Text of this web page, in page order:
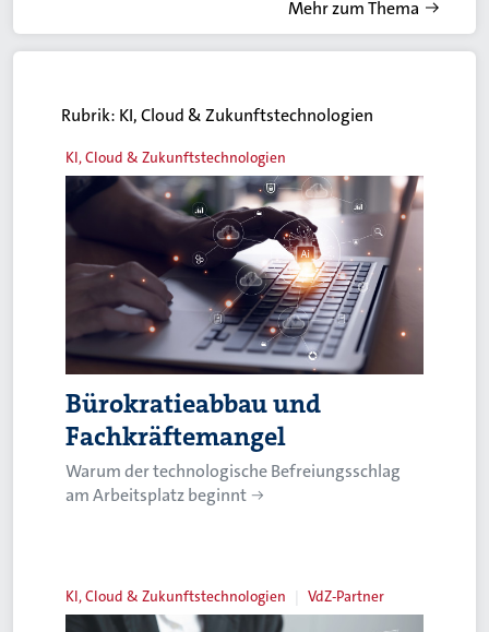
Mehr zum Thema
Rubrik: KI, Cloud & Zukunftstechnologien
KI, Cloud & Zukunftstechnologien
Bürokratieabbau und
Fachkräftemangel
Warum der technologische Befreiungsschlag
am Arbeitsplatz beginnt
KI, Cloud & Zukunftstechnologien VdZ-Partner